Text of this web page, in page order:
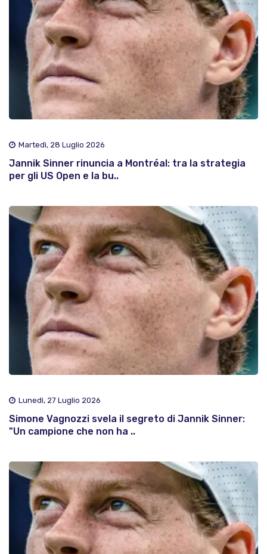
Martedì, 28 Luglio 2026
Jannik Sinner rinuncia a Montréal: tra la strategia
per gli US Open e la bu..
Lunedì, 27 Luglio 2026
Simone Vagnozzi svela il segreto di Jannik Sinner:
"Un campione che non ha ..